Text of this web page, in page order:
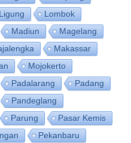
Ligung
Lombok
Madiun
Magelang
Makassar
Mojokerto
Padalarang
Padang
Pandeglang
Parung
Pasar Kemis
Pekanbaru